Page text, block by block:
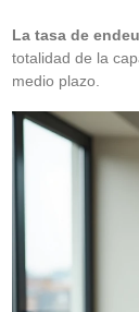
La tasa de
totalidad de la
medio plazo.